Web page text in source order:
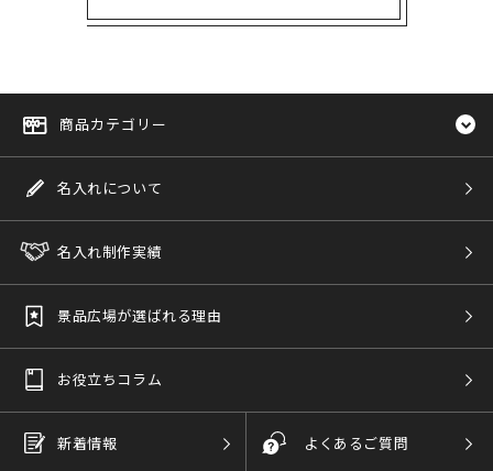
商品カテゴリー
名入れについて
名入れ制作実績
景品広場が選ばれる理由
お役立ちコラム
新着情報 よくあるご質問